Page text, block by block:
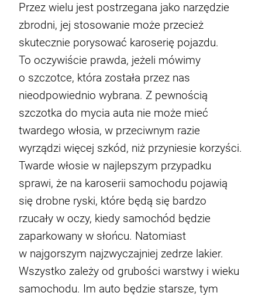
Jak wybrać i czyścić dywaniki samochodowe
Miejmy baczenie na zmiany w przepisach
drogowych
Rusza strefa czystego transportu w
Warszawie. Co to oznacza?
Zespół LETNI i marka Moje Auto: Nowa
Kampania Muzyczna w rytmie latino!
Co oznacza zapalona kontrolka EPC w
samochodzie?
Co to jest płyn hamulcowy DOT 4?
Bezpieczna jazda zimą okiem Rajdowego
Mistrza
10 rad dla kobiet od Rajdowego Mistrza
Europy
Przez wielu jest postrzegana jako narzędzie
zbrodni, jej stosowanie może przecież
skutecznie porysować karoserię pojazdu.
To oczywiście prawda, jeżeli mówimy
o szczotce, która została przez nas
nieodpowiednio wybrana. Z pewnością
szczotka do mycia auta nie może mieć
twardego włosia, w przeciwnym razie
wyrządzi więcej szkód, niż przyniesie korzyści.
Twarde włosie w najlepszym przypadku
sprawi, że na karoserii samochodu pojawią
się drobne ryski, które będą się bardzo
rzucały w oczy, kiedy samochód będzie
zaparkowany w słońcu. Natomiast
w najgorszym najzwyczajniej zedrze lakier.
Wszystko zależy od grubości warstwy i wieku
samochodu. Im auto będzie starsze, tym